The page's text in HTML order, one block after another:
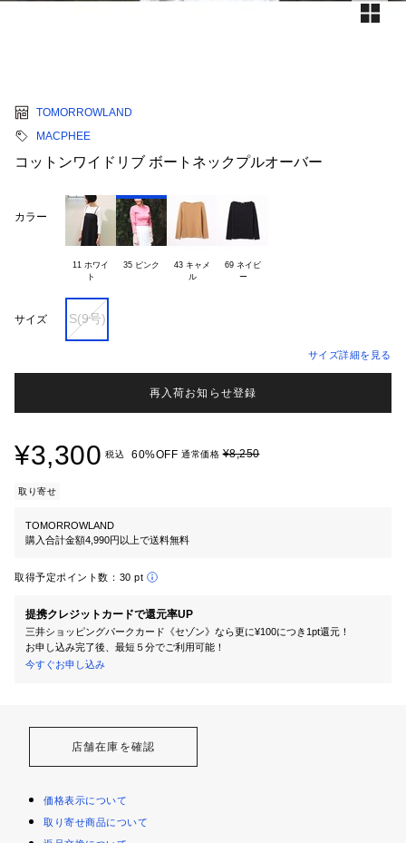
TOMORROWLAND
MACPHEE
コットンワイドリブ ボートネックプルオーバー
カラー
11 ホワイ
35 ピンク
43 キャメ
ル
69 ネイビ
ー
サイズ S(9号)
サイズ詳細を見る
再入荷お知らせ登録
¥3,300 税込 60%OFF 通常価格¥8,250
取り寄せ
TOMORROWLAND
購入合計金額4,990円以上で送料無料
取得予定ポイント数： 30 pt
提携クレジットカードで還元率UP
三井ショッピングパークカード《セゾン》なら更に¥100につき1pt還元！
お申し込み完了後、最短５分でご利用可能！
今すぐお申し込み
店舗在庫を確認
価格表示について
取り寄せ商品について